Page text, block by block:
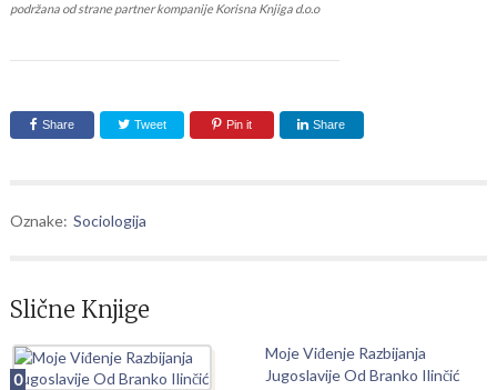
podržana od strane partner kompanije Korisna Knjiga d.o.o
Share Tweet Pin it Share
Oznake: Sociologija
Slične Knjige
0
Moje Viđenje Razbijanja
Jugoslavije Od Branko Ilinčić